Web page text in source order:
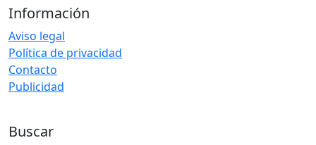
Información
Aviso legal
Política de privacidad
Contacto
Publicidad
Buscar